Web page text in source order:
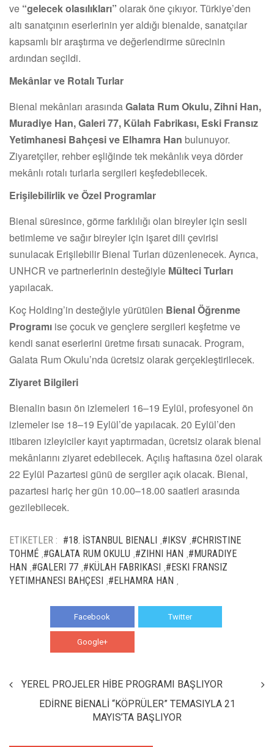
ve “gelecek olasılıkları” olarak öne çıkıyor. Türkiye’den
altı sanatçının eserlerinin yer aldığı bienalde, sanatçılar
kapsamlı bir araştırma ve değerlendirme sürecinin
ardından seçildi.
Mekânlar ve Rotalı Turlar
Bienal mekânları arasındaGalata Rum Okulu, Zihni Han,
Muradiye Han, Galeri 77, Külah Fabrikası, Eski Fransız
Yetimhanesi Bahçesi ve Elhamra Han bulunuyor.
Ziyaretçiler, rehber eşliğinde tek mekânlık veya dörder
mekânlı rotalı turlarla sergileri keşfedebilecek.
Erişilebilirlik ve Özel Programlar
Bienal süresince, görme farklılığı olan bireyler için sesli
betimleme ve sağır bireyler için işaret dili çevirisi
sunulacak Erişilebilir Bienal Turları düzenlenecek. Ayrıca,
UNHCR ve partnerlerinin desteğiyle Mülteci Turları
yapılacak.
Koç Holding’in desteğiyle yürütülen Bienal Öğrenme
Programı ise çocuk ve gençlere sergileri keşfetme ve
kendi sanat eserlerini üretme fırsatı sunacak. Program,
Galata Rum Okulu’nda ücretsiz olarak gerçekleştirilecek.
Ziyaret Bilgileri
Bienalin basın ön izlemeleri 16–19 Eylül, profesyonel ön
izlemeler ise 18–19 Eylül’de yapılacak. 20 Eylül’den
itibaren izleyiciler kayıt yaptırmadan, ücretsiz olarak bienal
mekânlarını ziyaret edebilecek. Açılış haftasına özel olarak
22 Eylül Pazartesi günü de sergiler açık olacak. Bienal,
pazartesi hariç her gün 10.00–18.00 saatleri arasında
gezilebilecek.
ETIKETLER : #18. İSTANBUL BIENALI #IKSV #CHRISTINE
TOHMÉ #GALATA RUM OKULU #ZIHNI HAN #MURADIYE
HAN #GALERI 77 #KÜLAH FABRIKASI #ESKI FRANSIZ
YETIMHANESI BAHÇESI #ELHAMRA HAN
Facebook Twitter
Google+
YEREL PROJELER HİBE PROGRAMI BAŞLIYOR
EDİRNE BİENALİ “KÖPRÜLER” TEMASIYLA 21
MAYIS’TA BAŞLIYOR